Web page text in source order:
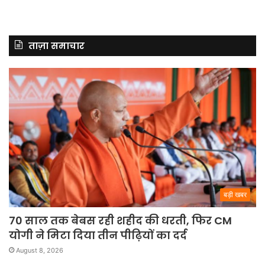
ताज़ा समाचार
बड़ी खबर
70 साल तक बेबस रही शहीद की धरती, फिर CM
योगी ने मिटा दिया तीन पीढ़ियों का दर्द
August 8, 2026